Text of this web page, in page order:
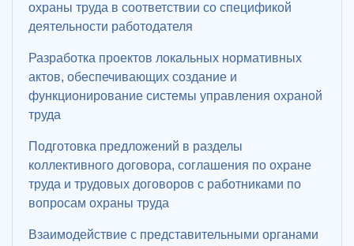
охраны труда в соответствии со спецификой
деятельности работодателя
Разработка проектов локальных нормативных
актов, обеспечивающих создание и
функционирование системы управления охраной
труда
Подготовка предложений в разделы
коллективного договора, соглашения по охране
труда и трудовых договоров с работниками по
вопросам охраны труда
Взаимодействие с представительными органами